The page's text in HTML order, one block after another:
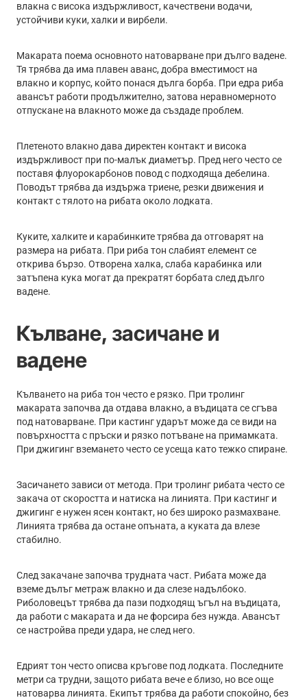
влакна с висока издържливост, качествени водачи,
устойчиви куки, халки и вирбели.
Макарата поема основното натоварване при дълго вадене.
Тя трябва да има плавен аванс, добра вместимост на
влакно и корпус, който понася дълга борба. При едра риба
авансът работи продължително, затова неравномерното
отпускане на влакното може да създаде проблем.
Плетеното влакно дава директен контакт и висока
издържливост при по-малък диаметър. Пред него често се
поставя флуорокарбонов повод с подходяща дебелина.
Поводът трябва да издържа триене, резки движения и
контакт с тялото на рибата около лодката.
Куките, халките и карабинките трябва да отговарят на
размера на рибата. При риба тон слабият елемент се
открива бързо. Отворена халка, слаба карабинка или
затъпена кука могат да прекратят борбата след дълго
вадене.
Кълване, засичане и
вадене
Кълването на риба тон често е рязко. При тролинг
макарата започва да отдава влакно, а въдицата се сгъва
под натоварване. При кастинг ударът може да се види на
повърхността с пръски и рязко потъване на примамката.
При джигинг вземането често се усеща като тежко спиране.
Засичането зависи от метода. При тролинг рибата често се
закача от скоростта и натиска на линията. При кастинг и
джигинг е нужен ясен контакт, но без широко размахване.
Линията трябва да остане опъната, а куката да влезе
стабилно.
След закачане започва трудната част. Рибата може да
вземе дълъг метраж влакно и да слезе надълбоко.
Риболовецът трябва да пази подходящ ъгъл на въдицата,
да работи с макарата и да не форсира без нужда. Авансът
се настройва преди удара, не след него.
Едрият тон често описва кръгове под лодката. Последните
метри са трудни, защото рибата вече е близо, но все още
натоварва линията. Екипът трябва да работи спокойно, без